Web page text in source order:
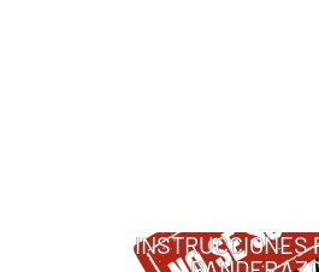
INSTRUCCIONES